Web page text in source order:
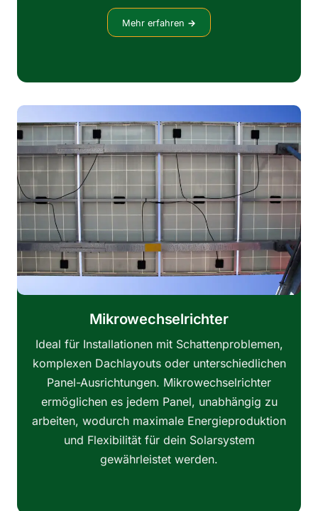
Mehr erfahren →
Mikrowechselrichter
Ideal für Installationen mit Schattenproblemen,
komplexen Dachlayouts oder unterschiedlichen
Panel-Ausrichtungen. Mikrowechselrichter
ermöglichen es jedem Panel, unabhängig zu
arbeiten, wodurch maximale Energieproduktion
und Flexibilität für dein Solarsystem
gewährleistet werden.